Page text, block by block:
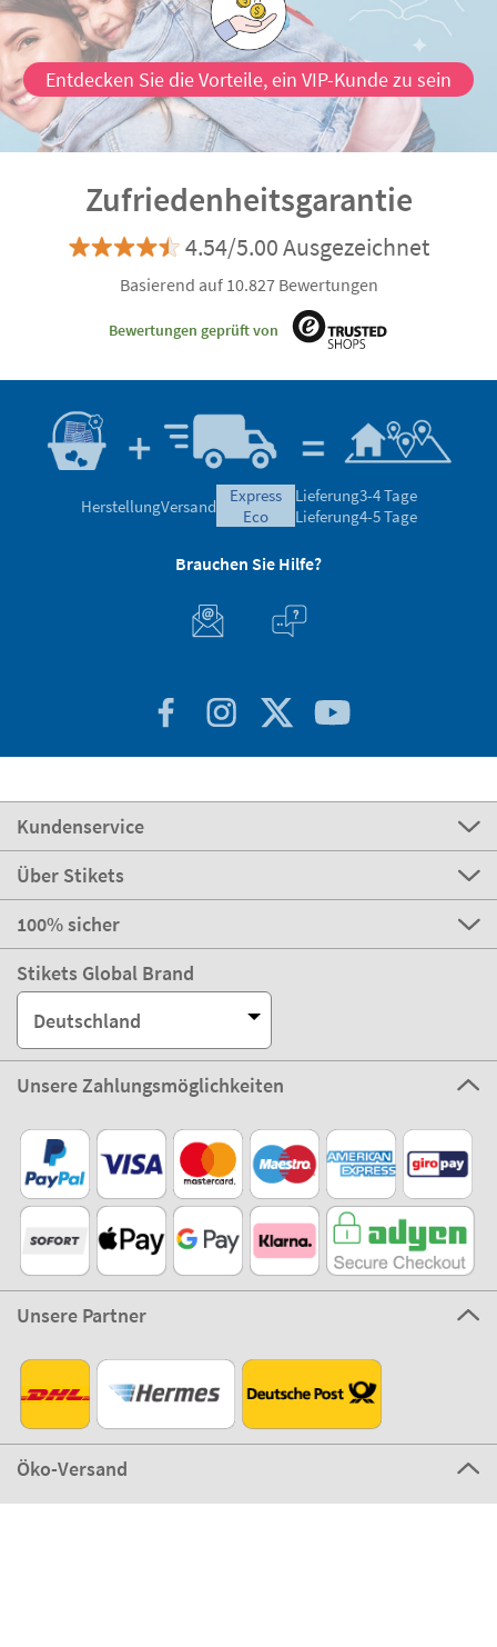
Entdecken Sie die Vorteile, ein VIP-Kunde zu sein
Zufriedenheitsgarantie
4.54/5.00 Ausgezeichnet
Basierend auf 10.827 Bewertungen
Bewertungen geprüft von
HerstellungVersand
express
eco
Lieferung3-4 Tage
Lieferung4-5 Tage
Brauchen Sie Hilfe?
Kundenservice
Über Stikets
100% sicher
Stikets Global Brand
Deutschland
Unsere Zahlungsmöglichkeiten
Unsere Partner
Öko-Versand